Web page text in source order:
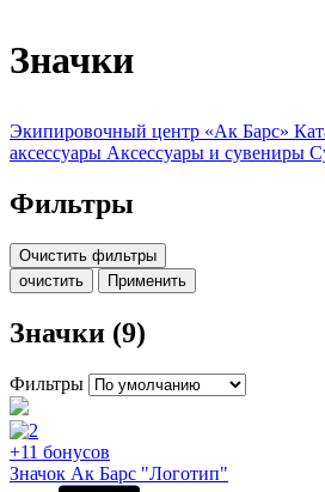
Значки
Экипировочный центр «Ак Барс»
аксессуары Аксессуары и сувениры
Фильтры
Очистить фильтры
очистить
Применить
Значки (9)
Фильтры
+11 бонусов
Значок Ак Барс "Логотип"